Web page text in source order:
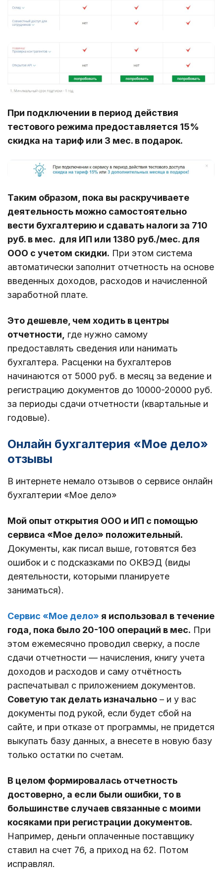
При подключении в период действия
тестового режима предоставляется 15%
скидка на тариф или 3 мес. в подарок.
Таким образом, пока вы раскручиваете
деятельность можно самостоятельно
вести бухгалтерию и сдавать налоги за 710
руб. в мес. для ИП или 1380 руб./мес. для
ООО с учетом скидки. При этом система
автоматически заполнит отчетность на основе
введенных доходов, расходов и начисленной
заработной плате.
Это дешевле, чем ходить в центры
отчетности,
где нужно самому
предоставлять сведения или нанимать
бухгалтера. Расценки на бухгалтеров
начинаются от 5000 руб. в месяц за ведение и
регистрацию документов до 10000-20000 руб.
за периоды сдачи отчетности (квартальные и
годовые).
Онлайн бухгалтерия «Мое дело»
отзывы
В интернете немало отзывов о сервисе онлайн
бухгалтерии «Мое дело»
Мой опыт открытия ООО и ИП с помощью
сервиса «Мое дело» положительный.
Документы, как писал выше, готовятся без
ошибок и с подсказками по ОКВЭД (виды
деятельности, которыми планируете
заниматься).
Сервис «Мое дело» я использовал в течение
года, пока было 20-100 операций в мес. При
этом ежемесячно проводил сверку, а после
сдачи отчетности — начисления, книгу учета
доходов и расходов и саму отчётность
распечатывал с приложением документов.
Советую так делать изначально – и у вас
документы под рукой, если будет сбой на
сайте, и при отказе от программы, не придется
выкупать базу данных, а внесете в новую базу
только остатки по счетам.
В целом формировалась отчетность
достоверно, а если были ошибки, то в
большинстве случаев связанные с моими
косяками при регистрации документов.
Например, деньги оплаченные поставщику
ставил на счет 76, а приход на 62. Потом
исправлял.